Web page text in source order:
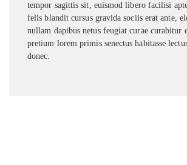
tempor sagittis sit, euismod libero facilisi
felis blandit cursus gravida sociis erat ante,
nullam dapibus netus feugiat curae curabitur
pretium lorem primis senectus habitasse
donec.